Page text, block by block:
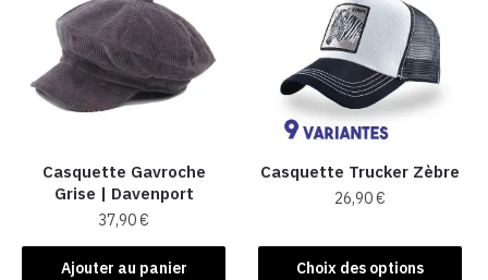
Les
options
peuvent
être
la
page
du
produit
options
peuvent
être
choisies
sur
page
du
Casquette Gavroche
Grise | Davenport
37,90€
Ajouter au panier
Casquette Trucker Zèbre
26,90€
Choix des options
produit